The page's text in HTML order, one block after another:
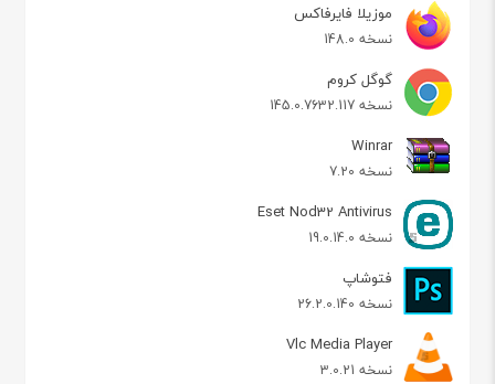
موزیلا فایرفاکس
نسخه 148.0
گوگل کروم
نسخه 145.0.7632.117
Winrar
نسخه 7.20
Eset Nod32 Antivirus
نسخه 19.0.14.0
فتوشاپ
نسخه 26.2.0.140
Vlc Media Player
نسخه 3.0.21